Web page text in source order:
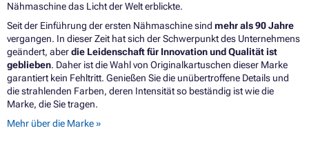
Nähmaschine das Licht der Welt erblickte.
Seit der Einführung der ersten Nähmaschine sind mehr als 90 Jahre
vergangen. In dieser Zeit hat sich der Schwerpunkt des Unternehmens
geändert, aberdie Leidenschaft für Innovation und Qualität ist
geblieben. Daher ist die Wahl von Originalkartuschen dieser Marke
garantiert kein Fehltritt. Genießen Sie die unübertroffene Details und
die strahlenden Farben, deren Intensität so beständig ist wie die
Marke, die Sie tragen.
Mehr über die Marke »